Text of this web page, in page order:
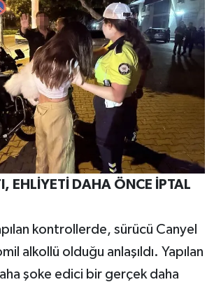
EHLİYETİ DAHA ÖNCE İPTAL
kontrollerde, sürücü Canyel
alkollü olduğu anlaşıldı. Yapılan
şoke edici bir gerçek daha